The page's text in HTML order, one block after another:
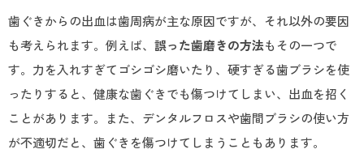
歯ぐきからの出血は歯周病が主な原因ですが、それ以外の要因
も考えられます。例えば、 誤った歯磨きの方法もその一つで
す。力を入れすぎてゴシゴシ磨いたり、硬すぎる歯ブラシを使
ったりすると、健康な歯ぐきでも傷つけてしまい、出血を招く
ことがあります。また、デンタルフロスや歯間ブラシの使い方
が不適切だと、歯ぐきを傷つけてしまうこともあります。